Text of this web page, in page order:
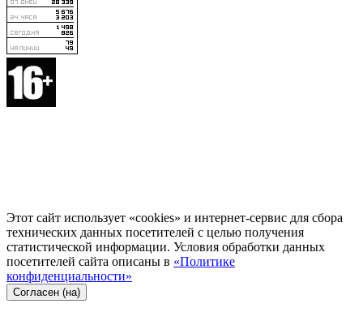
Этот сайт использует «cookies» и интернет-сервис для сбора
технических данных посетителей с целью получения
статистической информации. Условия обработки данных
посетителей сайта описаны в «Политике
конфиденциальности»
Согласен (на)